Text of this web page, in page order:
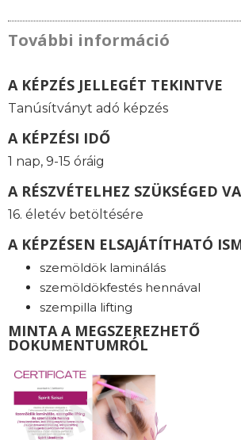
További információ
A KÉPZÉS JELLEGÉT TEKINTVE
Tanúsítványt adó képzés
A KÉPZÉSI IDŐ
1 nap, 9-15 óráig
A RÉSZVÉTELHEZ SZÜKSÉGED
16. életév betöltésére
A KÉPZÉSEN ELSAJÁTÍTHATÓ
szemöldök laminálás
szemöldökfestés hennával
szempilla lifting
MINTA A MEGSZEREZHETŐ
DOKUMENTUMRÓL